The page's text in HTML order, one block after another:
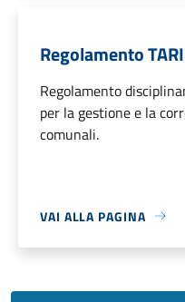
Regolamento TARI
Regolamento
per la gestione e la
comunali.
VAI ALLA PAGINA